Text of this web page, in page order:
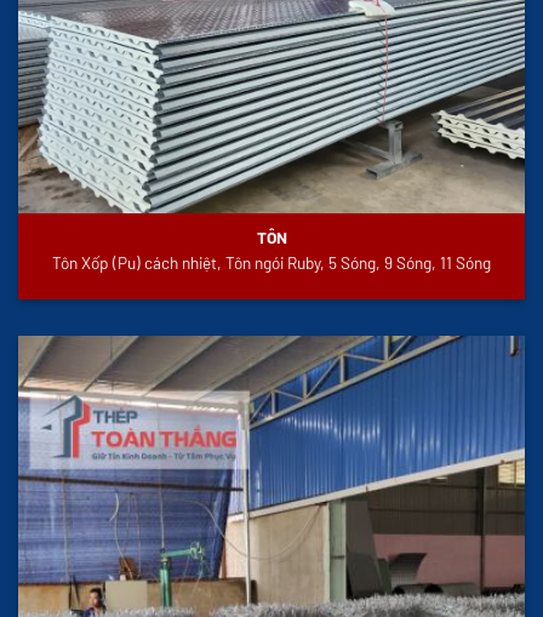
TÔN
Tôn Xốp (Pu) cách nhiệt, Tôn ngói Ruby, 5 Sóng, 9 Sóng, 11 Sóng